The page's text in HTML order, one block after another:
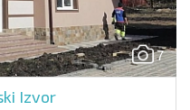
7
Izvor